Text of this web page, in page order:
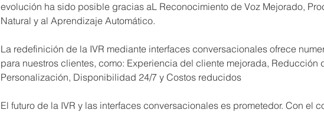
evolución ha sido posible gracias aL Reconocimiento de Voz Mejorado,
Natural y al Aprendizaje Automático.
La redefinición de la IVR mediante interfaces conversacionales ofrece
para nuestros clientes, como: Experiencia del cliente mejorada, Reducción
Personalización, Disponibilidad 24/7 y Costos reducidos
El futuro de la IVR y las interfaces conversacionales es prometedor. Con el